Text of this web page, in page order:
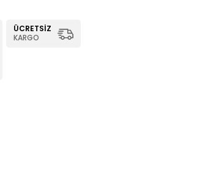
ÜCRETSIZ
KARGO